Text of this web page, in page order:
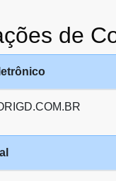
de